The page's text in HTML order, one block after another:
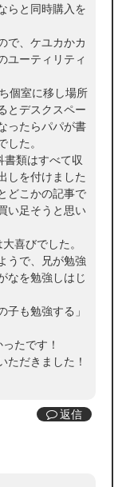
らと同時購入を
で、ケユカかカ
ユーティリティ
個室に移し場所
とデスクスペー
ったらパパが書
した。
類はすべて収
しを付けました
どこかの記事で
い足そうと思い
喜びでした。
うで、兄が勉強
なを勉強しはじ
子も勉強する」
たです！
ただきました！
返信